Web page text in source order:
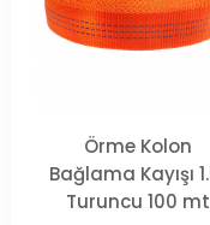
Örme Kolon
Bağlama Kayışı
Turuncu 100 mt